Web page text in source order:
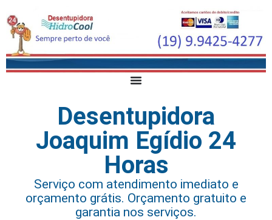
Desentupidora
Joaquim Egídio 24
Horas
Serviço com atendimento imediato e
orçamento grátis. Orçamento gratuito e
garantia nos serviços.